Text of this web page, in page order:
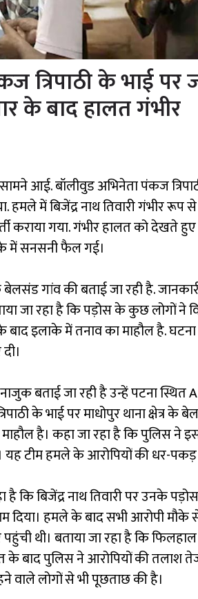
त्रिपाठी के भाई पर
के बाद हालत गंभीर
आई. बॉलीवुड अभिनेता पंकज
हमले में बिजेंद्र नाथ तिवारी गंभीर
कराया गया. गंभीर हालत को देखते
में सनसनी फैल गई।
बेलसंड गांव की बताई जा रही है.
जा रहा है कि पड़ोस के कुछ लोगों ने
इलाके में तनाव का माहौल है.
बताई जा रही है उन्हें पटना
के भाई पर माधोपुर थाना क्षेत्र
है। कहा जा रहा है कि पुलिस ने
टीम हमले के आरोपियों की धर-पकड़
है कि बिजेंद्र नाथ तिवारी पर उनके
दिया। हमले के बाद सभी आरोपी मौके
थी। बताया जा रहा है कि
बाद पुलिस ने आरोपियों की तलाश
लोगों से भी पूछताछ की है।